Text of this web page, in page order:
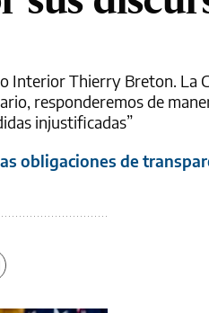
Interior Thierry Breton. La
responderemos de
injustificadas”
obligaciones de